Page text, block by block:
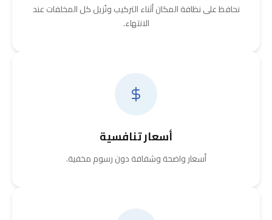
نحافظ على نظافة المكان أثناء التركيب ونُزيل كل المخلفات عند
الانتهاء.
أسعار تنافسية
أسعار واضحة وشفافة دون رسوم مخفية.